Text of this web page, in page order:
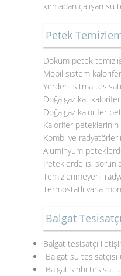
kırmadan çalışan su
Petek
Döküm petek
Mobil sistem
Yerden ısıtma
Doğalgaz kat
Doğalgaz kalorifer
Kalorifer peteklerinin
Kombi ve
Aluminyum
Peteklerde ısı
Temizlenmeyen
Termostatlı vana
Balgat
Balgat tesisatçı
Balgat su
Balgat sıhhi tesisat